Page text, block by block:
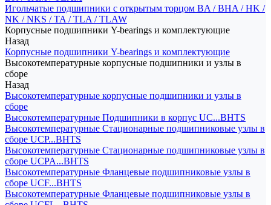
Игольчатые подшипники с открытым торцом BA / BHA / HK /
NK / NKS / TA / TLA / TLAW
Корпусные подшипники Y-bearings и комплектующие
Назад
Корпусные подшипники Y-bearings и комплектующие
Высокотемпературные корпусные подшипники и узлы в
сборе
Назад
Высокотемпературные корпусные подшипники и узлы в
сборе
Высокотемпературные Подшипники в корпус UC...BHTS
Высокотемпературные Стационарные подшипниковые узлы в
сборе UCP...BHTS
Высокотемпературные Стационарные подшипниковые узлы в
сборе UCPA...BHTS
Высокотемпературные Фланцевые подшипниковые узлы в
сборе UCF...BHTS
Высокотемпературные Фланцевые подшипниковые узлы в